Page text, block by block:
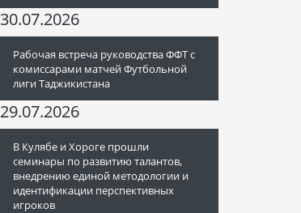
30.07.2026
Рабочая встреча руководства ФФТ с
комиссарами матчей Футбольной
лиги Таджикистана
29.07.2026
В Кулябе и Хороге прошли
семинары по развитию талантов,
внедрению единой методологии и
идентификации перспективных
игроков